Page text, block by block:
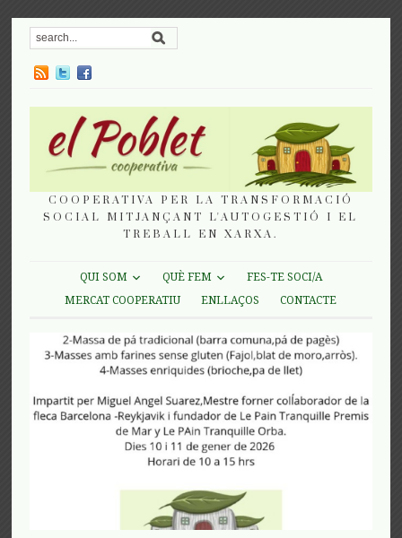
COOPERATIVA PER LA TRANSFORMACIÓ
SOCIAL MITJANÇANT L'AUTOGESTIÓ I EL
TREBALL EN XARXA.
QUI SOM QUÈ FEM
FES-TE SOCI/A
MERCAT COOPERATIU
ENLLAÇOS CONTACTE